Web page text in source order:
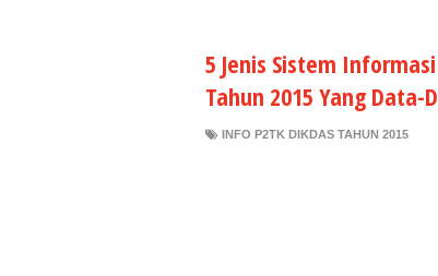
5 Jenis Sistem
Tahun 2015 Yang
INFO P2TK DIKDAS TAHUN 2015